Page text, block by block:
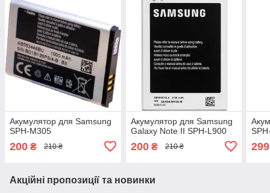
Акумулятор для Samsung
SPH-M305
200 ₴ 210 ₴
Акумулятор для Samsung
Galaxy Note II SPH-L900
200₴ 210 ₴ 299
Акційні пропозиції та новинки